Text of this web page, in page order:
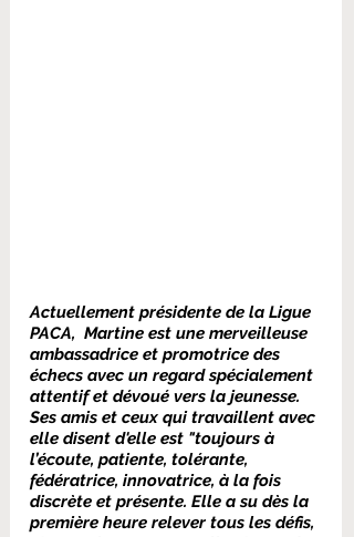
Actuellement présidente de la Ligue
PACA,  Martine est une merveilleuse
ambassadrice et promotrice des
échecs avec un regard spécialement
attentif et dévoué vers la jeunesse.
Ses amis et ceux qui travaillent avec
elle disent d'elle est "toujours à
l’écoute, patiente, tolérante,
fédératrice, innovatrice, à la fois
discrète et présente. Elle a su dès la
première heure relever tous les défis,